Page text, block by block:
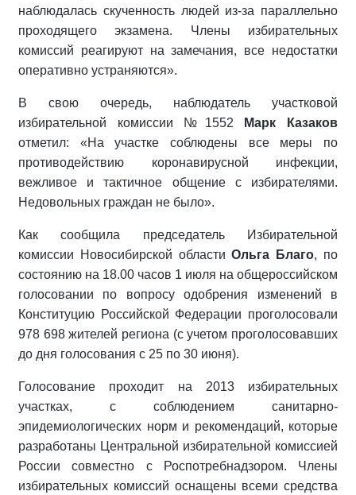
наблюдалась скученность людей из-за параллельно
проходящего экзамена. Члены избирательных
комиссий реагируют на замечания, все недостатки
оперативно устраняются».
В свою очередь, наблюдатель участковой
избирательной комиссии №1552
Марк Казаков
отметил: «На участке соблюдены все меры по
противодействию коронавирусной инфекции,
вежливое и тактичное общение с избирателями.
Недовольных граждан не было».
Как сообщила председатель Избирательной
комиссии Новосибирской областиОльга Благо, по
состоянию на 18.00 часов 1 июля на общероссийском
голосовании по вопросу одобрения изменений в
Конституцию Российской Федерации проголосовали
978 698 жителей региона (с учетом проголосовавших
до дня голосования с 25 по 30 июня).
Голосование проходит на 2013 избирательных
участках, с соблюдением санитарно-
эпидемиологических норм и рекомендаций, которые
разработаны Центральной избирательной комиссией
России совместно с Роспотребнадзором. Члены
избирательных комиссий оснащены всеми средства